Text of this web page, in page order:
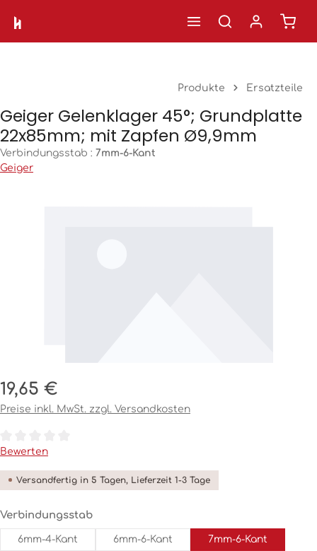
Zum Hauptinhalt springen
Produkte Ersatzteile
Geiger Gelenklager 45°; Grundplatte
22x85mm; mit Zapfen Ø9,9mm
Verbindungsstab : 7mm-6-Kant
Geiger
Regulärer Preis:
19,65 €
Preise inkl. MwSt. zzgl. Versandkosten
Durchschnittliche Bewertung von 0 von 5 Sternen
Bewerten
Versandfertig in 5 Tagen, Lieferzeit 1-3 Tage
Verbindungsstabauswählen
6mm-4-Kant 6mm-6-Kant 7mm-6-Kant